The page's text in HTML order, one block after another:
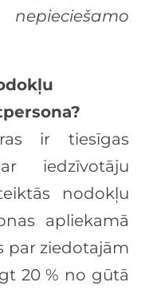
ir tiesīgas
iedzīvotāju
nodokļu
apliekamā
par ziedotajām
20 % no gūtā